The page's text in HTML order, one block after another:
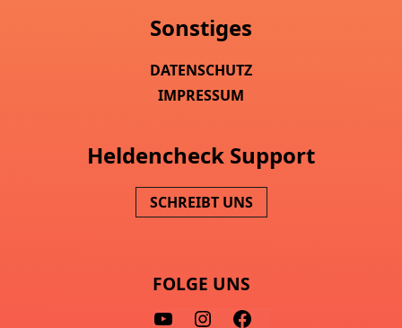
Sonstiges
DATENSCHUTZ
IMPRESSUM
Heldencheck Support
SCHREIBT UNS
FOLGE UNS